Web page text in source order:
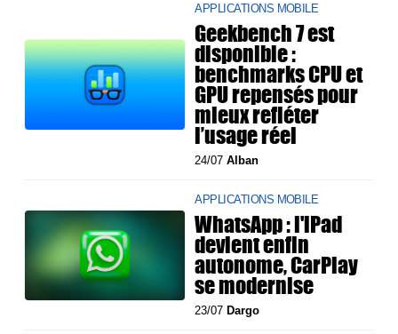
APPLICATIONS MOBILE
Geekbench 7 est
disponible :
benchmarks CPU et
GPU repensés pour
mieux refléter
l’usage réel
24/07Alban
APPLICATIONS MOBILE
WhatsApp : l'iPad
devient enfin
autonome, CarPlay
se modernise
23/07 Dargo